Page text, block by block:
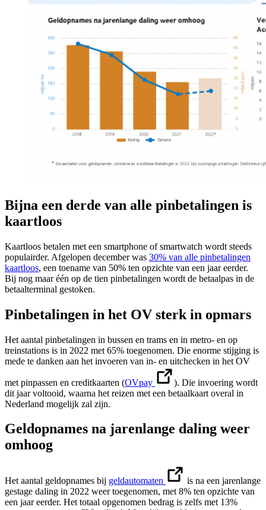
Bijna een derde van alle pinbetalingen is
kaartloos
Kaartloos betalen met een smartphone of smartwatch wordt steeds
populairder. Afgelopen december was 30% van alle pinbetalingen
kaartloos, een toename van 50% ten opzichte van een jaar eerder.
Bij nog maar één op de tien pinbetalingen wordt de betaalpas in de
betaalterminal gestoken.
Pinbetalingen in het OV sterk in opmars
Het aantal pinbetalingen in bussen en trams en in metro- en op
treinstations is in 2022 met 65% toegenomen. Die enorme stijging is
mede te danken aan het invoeren van in- en uitchecken in het OV
met pinpassen en creditkaarten (OVpay
). Die invoering wordt
dit jaar voltooid, waarna het reizen met een betaalkaart overal in
Nederland mogelijk zal zijn.
Geldopnames na jarenlange daling weer
omhoog
Het aantal geldopnames bij geldautomaten
is na een jarenlange
gestage daling in 2022 weer toegenomen, met 8% ten opzichte van
een jaar eerder. Het totaal opgenomen bedrag is zelfs met 13%